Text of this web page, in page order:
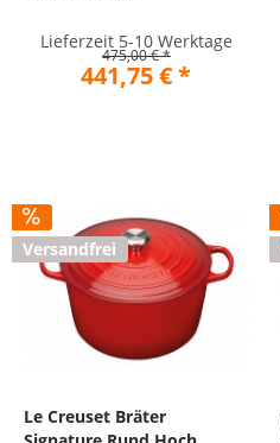
Lieferzeit 5-10 Werktage
475,00 € *
441,75 € *
Versandfrei
Le Creuset Bräter